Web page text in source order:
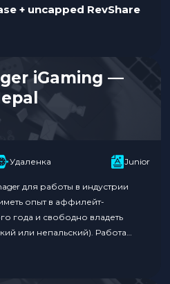
в крипто-казино или
сеть контактов и глубокое
Работа полностью удаленная,
+ uncapped RevShare
iGaming —
Удаленка Junior
для работы в индустрии
опыт в аффилейт-
года и свободно владеть
или непальский). Работа
вознаграждение без
дает возможность
в зависимости от усилий и